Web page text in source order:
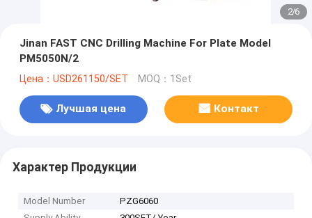
2/6
Jinan FAST CNC Drilling Machine For Plate Model
PM5050N/2
Цена：USD261150/SET MOQ：1Set
Лучшая цена Контакт
Характер Продукции
Model Number
PZG6060